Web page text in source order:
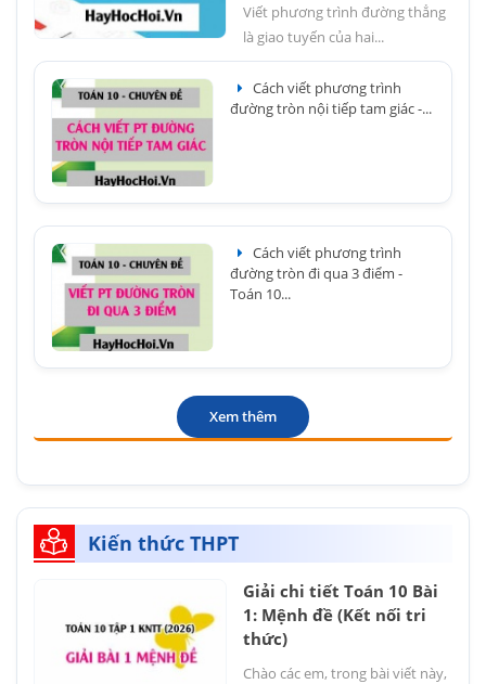
Viết phương trình đường thẳng
là giao tuyến của hai...
Cách viết phương trình
đường tròn nội tiếp tam giác -...
Cách viết phương trình
đường tròn đi qua 3 điểm -
Toán 10...
Xem thêm
Kiến thức THPT
Giải chi tiết Toán 10 Bài
1: Mệnh đề (Kết nối tri
thức)
Chào các em, trong bài viết này,